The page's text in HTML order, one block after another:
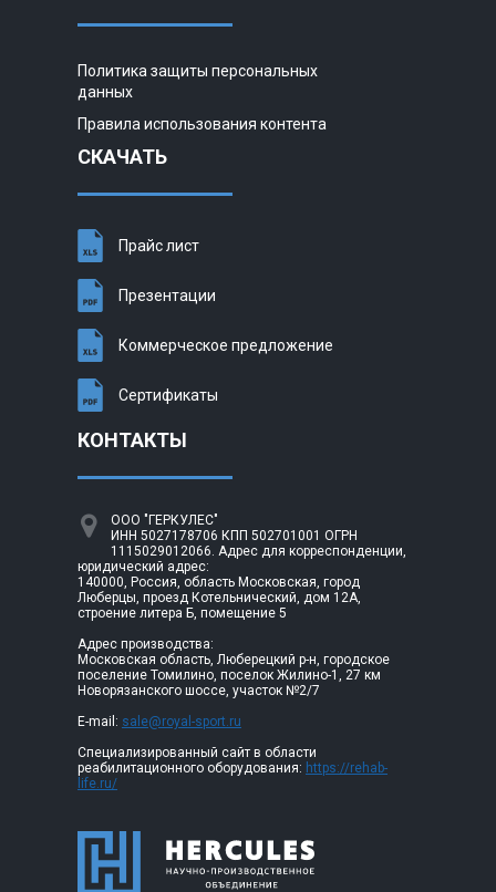
Политика защиты персональных
данных
Правила использования контента
СКАЧАТЬ
Прайс лист
Презентации
Коммерческое предложение
Сертификаты
КОНТАКТЫ
ООО "ГЕРКУЛЕС"
ИНН 5027178706 КПП 502701001 ОГРН
1115029012066. Адрес для корреспонденции,
юридический адрес:
140000, Россия, область Московская, город
Люберцы, проезд Котельнический, дом 12А,
строение литера Б, помещение 5
Адрес производства:
Московская область, Люберецкий р-н, городское
поселение Томилино, поселок Жилино-1, 27 км
Новорязанского шоссе, участок №2/7
E-mail: sale@royal-sport.ru
Специализированный сайт в области
реабилитационного оборудования: https://rehab-
life.ru/